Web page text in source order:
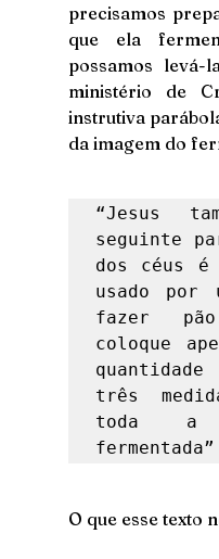
precisamos
que ela
possamos
ministério de
instrutiva
da imagem do
“Jesus
seguinte
dos céus é
usado por
fazer
coloque
três
toda a
O que esse texto